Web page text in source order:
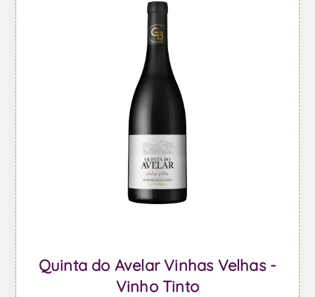
Quinta do Avelar Vinhas Velhas -
Vinho Tinto